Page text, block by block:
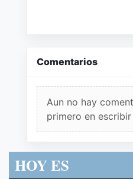
Comentarios
Aun no hay
primero en escribir
HOY ES